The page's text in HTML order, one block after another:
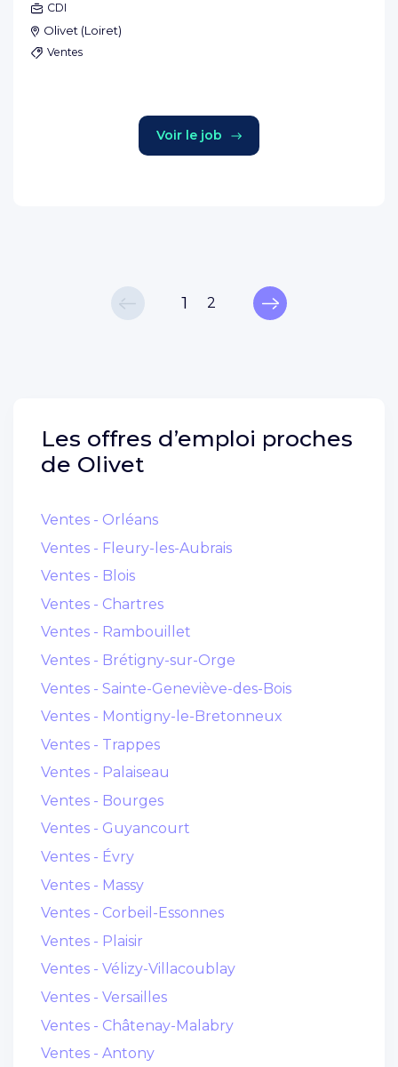
CDI
Olivet (Loiret)
Ventes
Voir le job
1 2
Les offres d’emploi proches
de Olivet
Ventes - Orléans
Ventes - Fleury-les-Aubrais
Ventes - Blois
Ventes - Chartres
Ventes - Rambouillet
Ventes - Brétigny-sur-Orge
Ventes - Sainte-Geneviève-des-Bois
Ventes - Montigny-le-Bretonneux
Ventes - Trappes
Ventes - Palaiseau
Ventes - Bourges
Ventes - Guyancourt
Ventes - Évry
Ventes - Massy
Ventes - Corbeil-Essonnes
Ventes - Plaisir
Ventes - Vélizy-Villacoublay
Ventes - Versailles
Ventes - Châtenay-Malabry
Ventes - Antony